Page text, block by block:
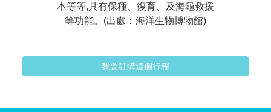
本等等,具有保種、復育、及海龜救援
等功能。(出處：海洋生物博物館)
我要訂購這個行程